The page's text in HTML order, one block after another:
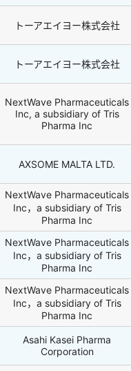
トーアエイヨー株式会社
トーアエイヨー株式会社
NextWave Pharmaceuticals
Inc, a subsidiary of Tris
Pharma Inc
AXSOME MALTA LTD.
NextWave Pharmaceuticals
Inc，a subsidiary of Tris
Pharma Inc
NextWave Pharmaceuticals
Inc，a subsidiary of Tris
Pharma Inc
NextWave Pharmaceuticals
Inc，a subsidiary of Tris
Pharma Inc
Asahi Kasei Pharma
Corporation